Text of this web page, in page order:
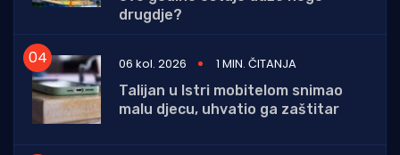
drugdje?
06 kol. 2026
1 MIN. ČITANJA
Talijan u Istri mobitelom snimao
malu djecu, uhvatio ga zaštitar